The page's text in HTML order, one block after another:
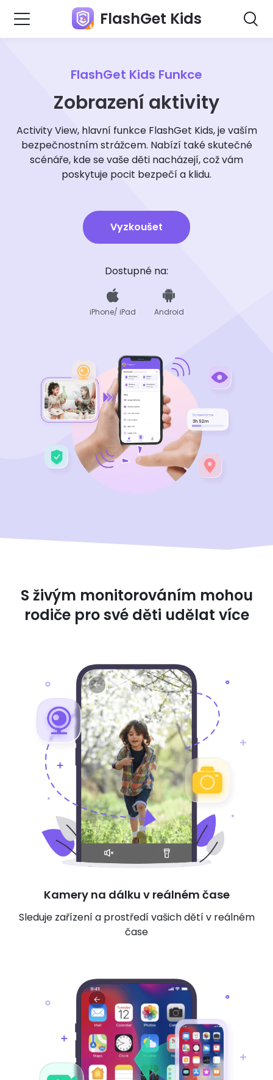
FlashGet Kids
FlashGet Kids Funkce
Zobrazení aktivity
Activity View, hlavní funkce FlashGet Kids, je vaším
bezpečnostním strážcem. Nabízí také skutečné
scénáře, kde se vaše děti nacházejí, což vám
poskytuje pocit bezpečí a klidu.
Vyzkoušet
Dostupné na:
iPhone/ iPad Android
S živým monitorováním mohou
rodiče pro své děti udělat více
Kamery na dálku v reálném čase
Sleduje zařízení a prostředí vašich dětí v reálném
čase